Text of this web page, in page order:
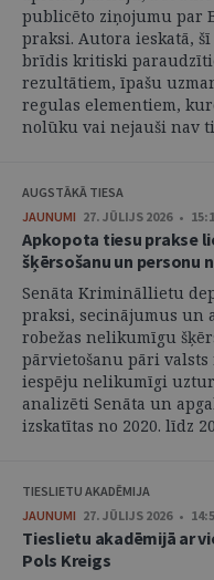
publicēto ziņojumu par
praksi. Autora ieskatā,
brīdis kritiski
rezultātiem, īpašu
regulas elementiem,
nolūku vai nejauši nav
AUGSTĀKĀ TIESA
JAUNUMI 27. JŪLIJS 2026 •
Apkopota tiesu prakse
šķērsošanu un personu
Senāta Krimināllietu
praksi, secinājumus un
robežas nelikumīgu
pārvietošanu pāri
iespēju nelikumīgi
analizēti Senāta un
izskatītas no 2020. līdz
TIESLIETU AKADĒMIJA
JAUNUMI 27. JŪLIJS 2026 •
Tieslietu akadēmijā ar
Pols Kreigs